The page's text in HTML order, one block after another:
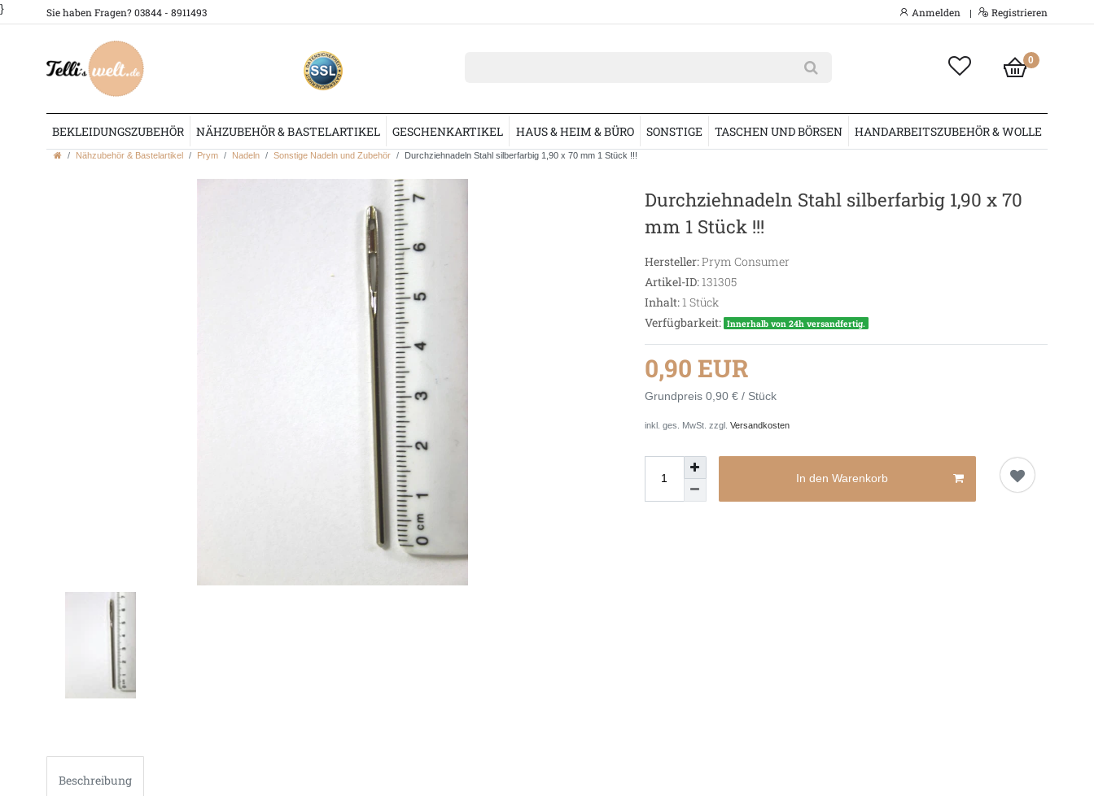
} Sie haben Fragen? 03844 - 8911493 Anmelden | Registrieren
0
BEKLEIDUNGSZUBEHÖR NÄHZUBEHÖR & BASTELARTIKEL GESCHENKARTIKEL HAUS & HEIM & BÜRO SONSTIGE TASCHEN UND BÖRSEN HANDARBEITSZUBEHÖR & WOLLE
Nähzubehör & Bastelartikel Prym Nadeln Sonstige Nadeln und Zubehör Durchziehnadeln Stahl silberfarbig 1,90 x 70 mm 1 Stück !!!
Durchziehnadeln Stahl silberfarbig 1,90 x 70
mm 1 Stück !!!
Hersteller:Prym Consumer
Artikel-ID:131305
Inhalt:1 Stück
Verfügbarkeit: Innerhalb von 24h versandfertig.
0,90 EUR
Grundpreis 0,90 € / Stück
inkl. ges. MwSt. zzgl. Versandkosten
In den Warenkorb
Beschreibung